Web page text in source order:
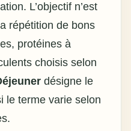
L’objectif n’est
répétition de bons
protéines à
choisis selon
désigne le
le terme varie selon